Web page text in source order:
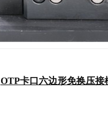
OTP卡口六边形免换压接